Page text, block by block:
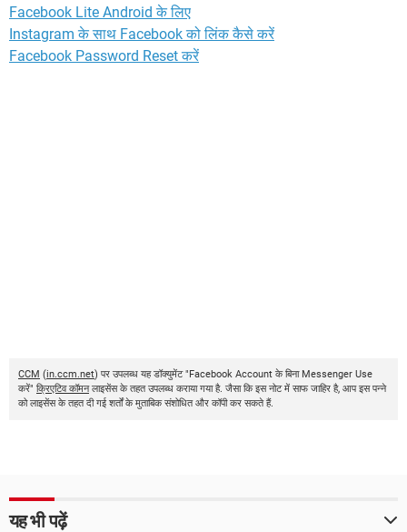
Facebook Lite Android के लिए
Instagram के साथ Facebook को लिंक कैसे करें
Facebook Password Reset करें
CCM (in.ccm.net) पर उपलब्ध यह डॉक्युमेंट "Facebook Account के बिना Messenger Use
करें" क्रिएटिव कॉमनलाइसेंस के तहत उपलब्ध कराया गया है. जैसा कि इस नोट में साफ जाहिर है, आप इस पन्ने
को लाइसेंस के तहत दी गई शर्तों के मुताबिक संशोधित और कॉपी कर सकते हैं.
यह भी पढ़ें